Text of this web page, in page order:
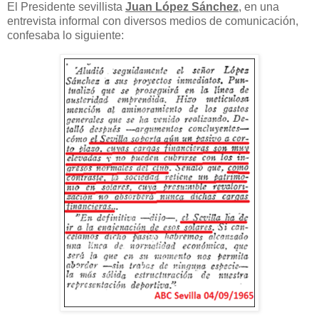
El Presidente sevillista Juan López Sánchez, en una
entrevista informal con diversos medios de comunicación,
confesaba lo siguiente: